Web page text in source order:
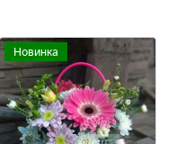
Хит